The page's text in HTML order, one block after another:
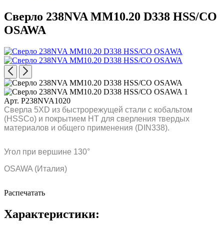
Сверло 238NVA MM10.20 D338 HSS/CO
OSAWA
Арт. P238NVA1020
Сверла 5XD из быстрорежущей стали с кобальтом
(HSSCo) и покрытием HT для сверления твердых
материалов и общего применения (DIN338).
Угол при вершине 130°
OSAWA (Италия)
Распечатать
Характеристики: